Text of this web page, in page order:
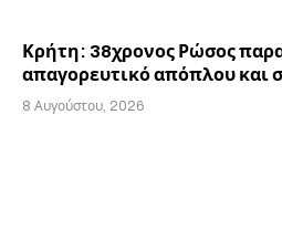
Κρήτη: 38χρονος Ρώσος
απαγορευτικό απόπλου και
8 Αυγούστου, 2026